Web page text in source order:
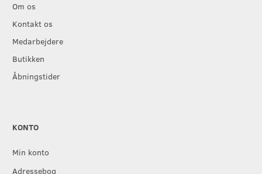
Om os
Kontakt os
Medarbejdere
Butikken
Åbningstider
KONTO
Min konto
Adressebog